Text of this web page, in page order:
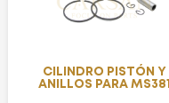
CILINDRO PISTÓN Y
ANILLOS PARA MS381